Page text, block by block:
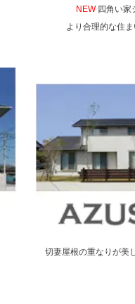
NEW四角い家
より合理的な住
切妻屋根の重なりが美